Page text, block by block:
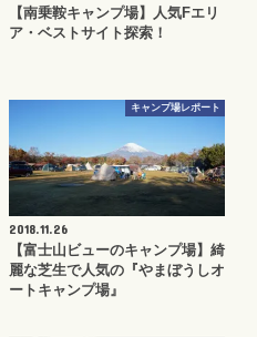
【南乗鞍キャンプ場】人気Fエリ
ア・ベストサイト探索！
キャンプ場レポート
2018.11.26
【富士山ビューのキャンプ場】綺
麗な芝生で人気の『やまぼうしオ
ートキャンプ場』